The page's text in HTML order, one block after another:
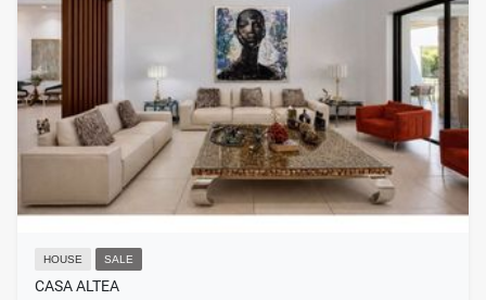
HOUSE SALE
CASA ALTEA